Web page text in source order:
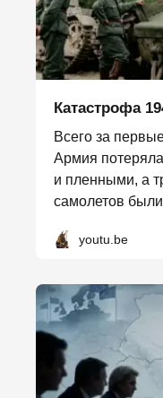
Катастрофа
Всего за
Армия
и пленными, а
самолетов
youtu.be